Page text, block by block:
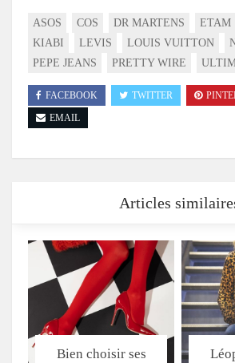
ASOS COS DR MARTENS ETAM
KIABI
LEVIS LOUIS VUITTON
PEPE JEANS
PRETTY WIRE
FACEBOOK TWITTER
EMAIL
Articles
Bien choisir ses